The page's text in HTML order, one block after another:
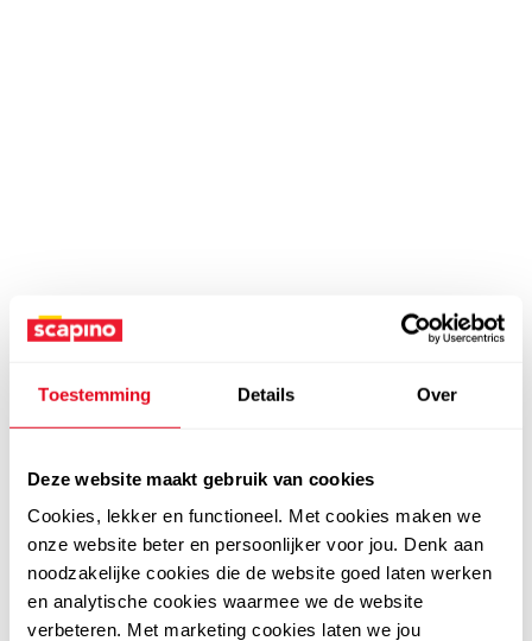
Toestemming Details Over
Deze website maakt gebruik van cookies
Cookies, lekker en functioneel. Met cookies maken we
onze website beter en persoonlijker voor jou. Denk aan
noodzakelijke cookies die de website goed laten werken
en analytische cookies waarmee we de website
verbeteren. Met marketing cookies laten we jou